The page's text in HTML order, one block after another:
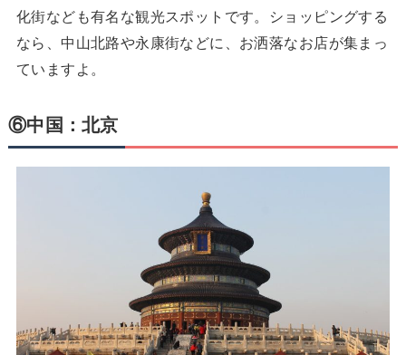
化街なども有名な観光スポットです。ショッピングする
なら、中山北路や永康街などに、お洒落なお店が集まっ
ていますよ。
⑥中国：北京